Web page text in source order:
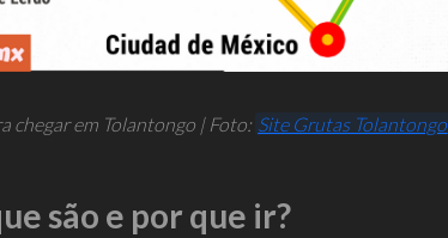
chegar em Tolantongo | Foto: Site Grutas Tolantongo
são e por que ir?